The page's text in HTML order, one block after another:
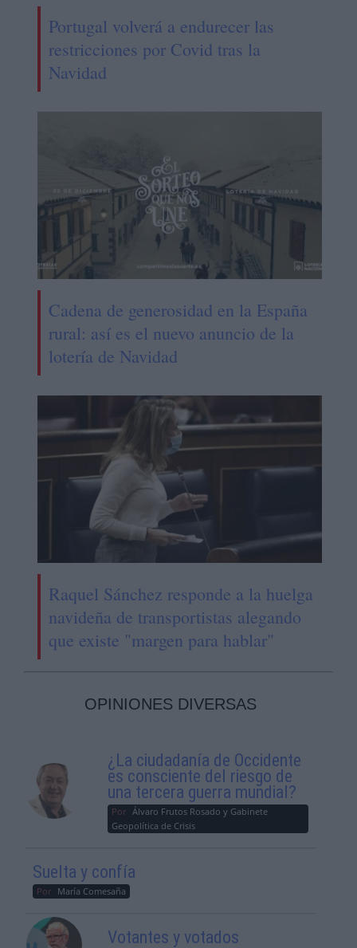
Portugal volverá a endurecer las
restricciones por Covid tras la
Navidad
Cadena de generosidad en la España
rural: así es el nuevo anuncio de la
lotería de Navidad
Raquel Sánchez responde a la huelga
navideña de transportistas alegando
que existe "margen para hablar"
OPINIONES DIVERSAS
¿La ciudadanía de Occidente
es consciente del riesgo de
una tercera guerra mundial?
Por Álvaro Frutos Rosado y Gabinete
Geopolítica de Crisis
Suelta y confía
Por María Comesaña
Votantes y votados